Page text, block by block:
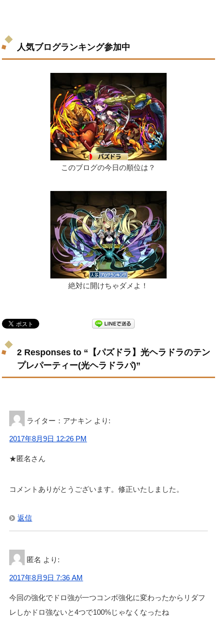
人気ブログランキング参加中
このブログの今日の順位は？
絶対に開けちゃダメよ！
2 Responses to “【パズドラ】光ヘラドラのテン
プレパーティー(光ヘラドラパ)”
ライター：アナキン より:
2017年8月9日 12:26 PM
★匿名さん
コメントありがとうございます。修正いたしました。
返信
匿名 より:
2017年8月9日 7:36 AM
今回の強化でドロ強が一つコンボ強化に変わったからリダフ
レしかドロ強ないと4つで100%じゃなくなったね